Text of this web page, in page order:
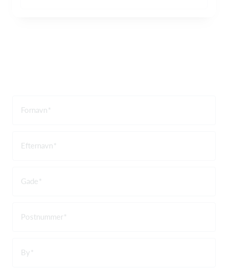
Fornavn
Efternavn
Gade
Postnummer
By